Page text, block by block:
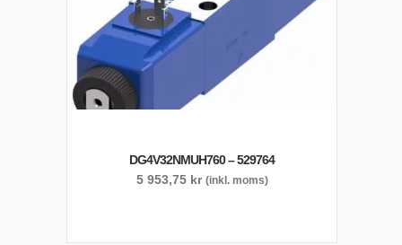
DG4V32NMUH760 – 529764
5 953,75 kr (inkl. moms)